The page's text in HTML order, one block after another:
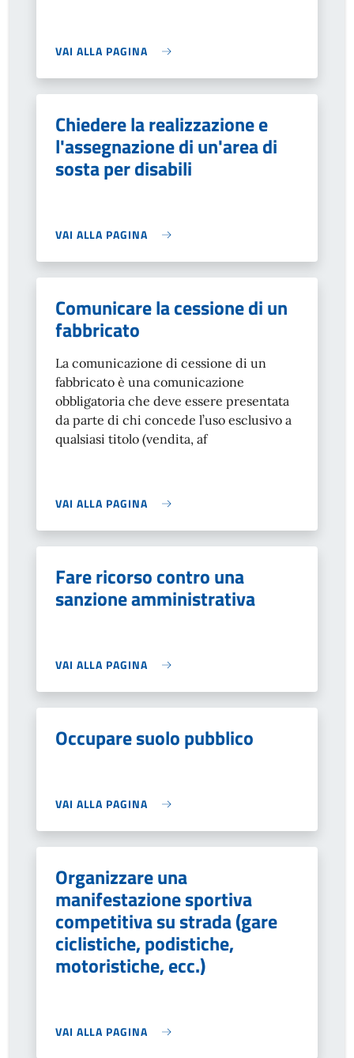
VAI ALLA PAGINA
Chiedere la realizzazione e
l'assegnazione di un'area di
sosta per disabili
VAI ALLA PAGINA
Comunicare la cessione di un
fabbricato
La comunicazione di cessione di un
fabbricato è una comunicazione
obbligatoria che deve essere presentata
da parte di chi concede l’uso esclusivo a
qualsiasi titolo (vendita, af
VAI ALLA PAGINA
Fare ricorso contro una
sanzione amministrativa
VAI ALLA PAGINA
Occupare suolo pubblico
VAI ALLA PAGINA
Organizzare una
manifestazione sportiva
competitiva su strada (gare
ciclistiche, podistiche,
motoristiche, ecc.)
VAI ALLA PAGINA